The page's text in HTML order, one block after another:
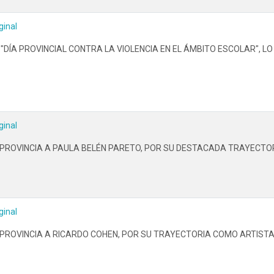
PROVINCIAL CONTRA LA VIOLENCIA EN EL ÁMBITO ESCOLAR",
A PAULA BELÉN PARETO, POR SU DESTACADA
A RICARDO COHEN, POR SU TRAYECTORIA COMO